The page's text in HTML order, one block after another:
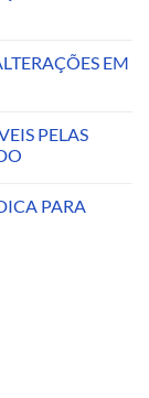
EM
PELAS
PARA